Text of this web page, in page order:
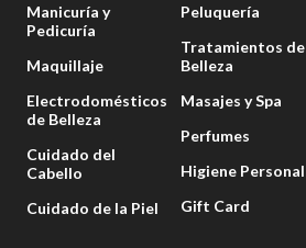
Manicuría y
Pedicuría
Maquillaje
Electrodomésticos
de Belleza
Cuidado del
Cabello
Cuidado de la Piel
Peluquería
Tratamientos de
Belleza
Masajes y Spa
Perfumes
Higiene Personal
Gift Card